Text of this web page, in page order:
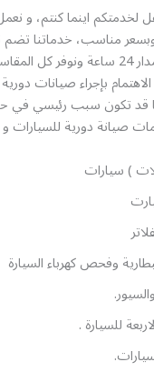
لخدمتكم اينما كنتم، و
مناسب، خدماتنا تضم
انواع السيارات على مدار 24 ساعة
الاهتمام بإجراء صيانات
قد تكون سبب رئيسي
صيانة دورية للسيارات
) سيارات
وفحص كهرباء السيارة
للسيارة .